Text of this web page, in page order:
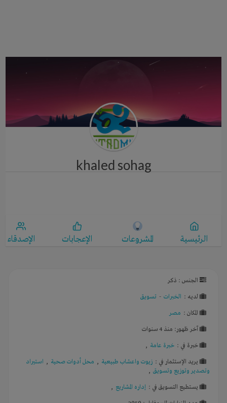
n
khaled sohag
الرئيسية المشروعات الإعجابات الإصدقاء
الجنس : ذكر
لديـه : الخبرات - تسويق
المكان : مصر
آخر ظهور: منذ 4 سنوات
خبرة في : خبرة عامة ,
يريد الإستثمار في : زيوت واعشاب طبيعية , محل أدوات صحية , استيراد
وتصدير وتوزيع وتسويق ,
يستطيع التسويق في : إداره المشاريع ,